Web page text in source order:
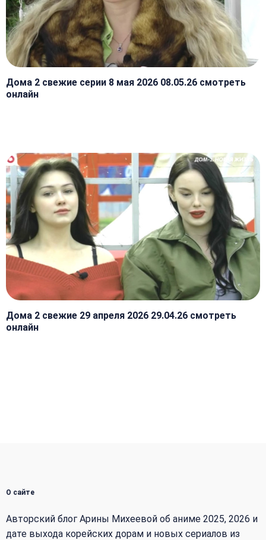
Дома 2 свежие серии 8 мая 2026 08.05.26 смотреть
онлайн
Дома 2 свежие 29 апреля 2026 29.04.26 смотреть
онлайн
О сайте
Авторский блог Арины Михеевой об аниме 2025, 2026 и
дате выхода корейских дорам и новых сериалов из